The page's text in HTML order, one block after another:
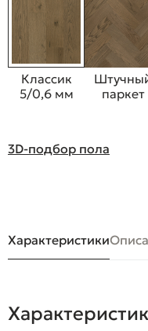
Классик
5/0,6 мм
паркет
3D-подбор пола
Характеристики